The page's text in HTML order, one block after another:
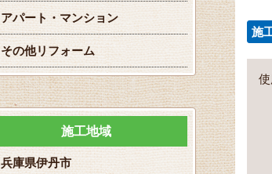
施
アパート・マンション
その他リフォーム
施工地域
兵庫県伊丹市